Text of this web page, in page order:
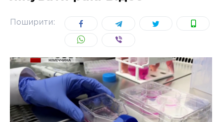
Поширити: